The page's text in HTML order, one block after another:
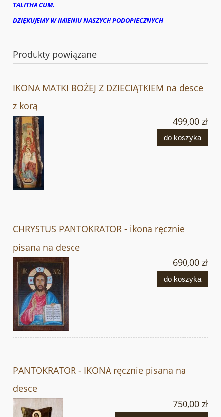
TALITHA CUM.
DZIĘKUJEMY W IMIENIU NASZYCH PODOPIECZNYCH
Produkty powiązane
IKONA MATKI BOŻEJ Z DZIECIĄTKIEM na desce
z korą
499,00 zł
do koszyka
CHRYSTUS PANTOKRATOR - ikona ręcznie
pisana na desce
690,00 zł
do koszyka
PANTOKRATOR - IKONA ręcznie pisana na
desce
750,00 zł